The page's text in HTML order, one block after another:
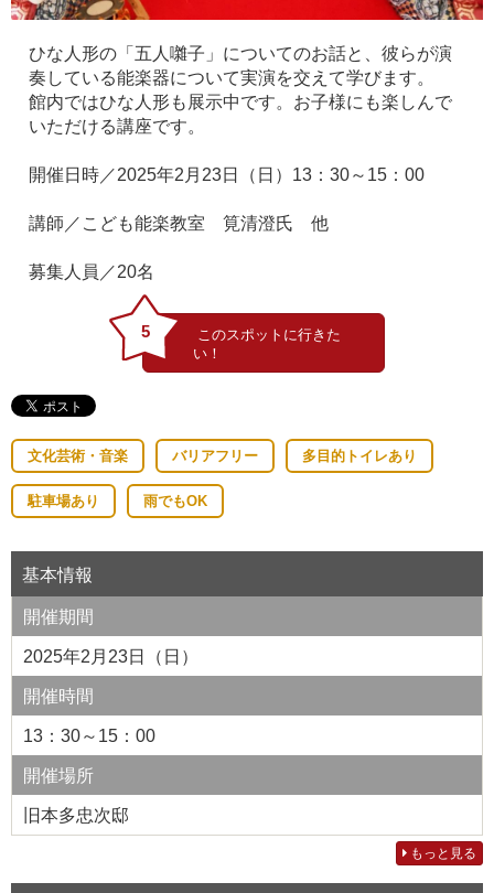
ひな人形の「五人囃子」についてのお話と、彼らが演
奏している能楽器について実演を交えて学びます。
館内ではひな人形も展示中です。お子様にも楽しんで
いただける講座です。
開催日時／2025年2月23日（日）13：30～15：00
講師／こども能楽教室 筧清澄氏 他
募集人員／20名
5
文化芸術・音楽 バリアフリー 多目的トイレあり
駐車場あり 雨でもOK
基本情報
開催期間
2025年2月23日（日）
開催時間
13：30～15：00
開催場所
旧本多忠次邸
もっと見る